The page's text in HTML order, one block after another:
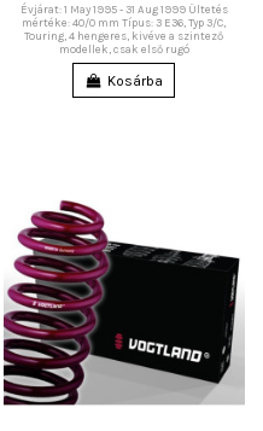
Évjárat: 1 May 1995 - 31 Aug 1999 Ültetés
mértéke: 40/0 mm Típus: 3 E36, Typ 3/C,
Touring, 4 hengeres, kivéve a szintező
modellek, csak első rugó
Kosárba